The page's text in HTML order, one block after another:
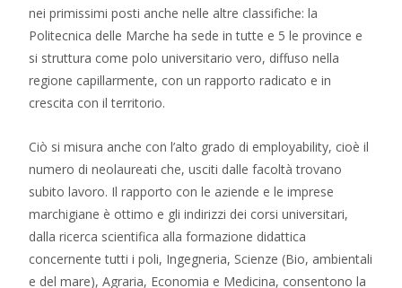
nei primissimi posti anche nelle altre classifiche: la
Politecnica delle Marche ha sede in tutte e 5 le province e
si struttura come polo universitario vero, diffuso nella
regione capillarmente, con un rapporto radicato e in
crescita con il territorio.
Ciò si misura anche con l’alto grado di employability, cioè il
numero di neolaureati che, usciti dalle facoltà trovano
subito lavoro. Il rapporto con le aziende e le imprese
marchigiane è ottimo e gli indirizzi dei corsi universitari,
dalla ricerca scientifica alla formazione didattica
concernente tutti i poli, Ingegneria, Scienze (Bio, ambientali
e del mare), Agraria, Economia e Medicina, consentono la